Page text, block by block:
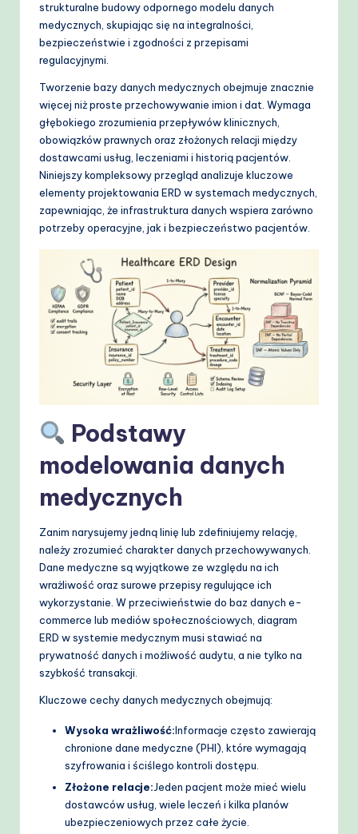
fl
o
w
&
M
o
d
M
strukturalne budowy odpornego modelu danych
medycznych, skupiając się na integralności,
bezpieczeństwie i zgodności z przepisami
regulacyjnymi.
Tworzenie bazy danych medycznych obejmuje znacznie
więcej niż proste przechowywanie imion i dat. Wymaga
głębokiego zrozumienia przepływów klinicznych,
obowiązków prawnych oraz złożonych relacji między
dostawcami usług, leczeniami i historią pacjentów.
Niniejszy kompleksowy przegląd analizuje kluczowe
elementy projektowania ERD w systemach medycznych,
zapewniając, że infrastruktura danych wspiera zarówno
potrzeby operacyjne, jak i bezpieczeństwo pacjentów.
Podstawy
modelowania danych
medycznych
Zanim narysujemy jedną linię lub zdefiniujemy relację,
należy zrozumieć charakter danych przechowywanych.
Dane medyczne są wyjątkowe ze względu na ich
wrażliwość oraz surowe przepisy regulujące ich
wykorzystanie. W przeciwieństwie do baz danych e-
commerce lub mediów społecznościowych, diagram
ERD w systemie medycznym musi stawiać na
prywatność danych i możliwość audytu, a nie tylko na
szybkość transakcji.
Kluczowe cechy danych medycznych obejmują:
Wysoka wrażliwość:Informacje często zawierają
chronione dane medyczne (PHI), które wymagają
szyfrowania i ściślego kontroli dostępu.
Złożone relacje:Jeden pacjent może mieć wielu
dostawców usług, wiele leczeń i kilka planów
ubezpieczeniowych przez całe życie.